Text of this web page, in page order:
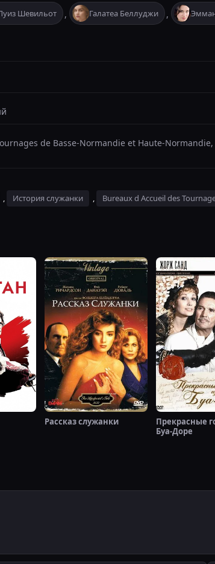
Шевильот , Галатеа Беллуджи ,
de Basse-Normandie et Haute-
, История служанки , Bureaux d Accueil des
Рассказ служанки
Прекрасные
Буа-Доре